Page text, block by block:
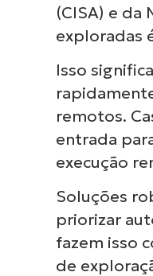
(CISA) e da
exploradas
Isso
remotos.
entrada
execução
Soluções
priorizar
fazem isso
de